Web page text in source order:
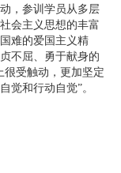
，参训学员从多层
会主义思想的丰富
难的爱国主义精
不屈、勇于献身的
很受触动，更加坚定
觉和行动自觉”。